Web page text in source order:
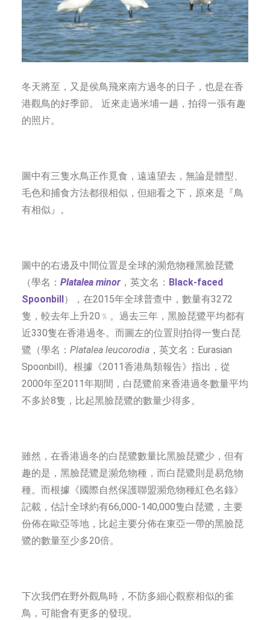
冬天將至，又是侯鳥飛來南方過冬的日子，也是在香
港觀鳥的好季節。 近來走過米埔一趟，拍得一張有趣
的照片。
圖中有三隻水鳥正作覓食，遠遠望去，無論是體型、
毛色和捕食方法都很相似，但細看之下，原來是『鳥
有相似』。
圖中的右邊及中間位置是全球的瀕危物種黑臉琵鷺
（學名： Platalea minor ，英文名： Black-faced
Spoonbill ），在2015年全球普查中，數量有3272
隻，較去年上升20﹪。過去三年，黑臉琵鷺平均都有
近330隻在香港過冬。而圖左的位置則拍得一隻白琵
鷺（學名： Platalea leucorodia ，英文名：Eurasian
Spoonbill)。根據《2011香港鳥類報告》指出，從
2000年至2011年期間，白琵鷺前來香港過冬數量平均
不多於8隻，比起黑臉琵鷺的數量少得多。
雖然，在香港過冬的白琵鷺數量比黑臉琵鷺少，但有
趣的是，黑臉琵鷺是瀕危物種，而白琵鷺則是易危物
種。而根據《國際自然保護聯盟瀕危物種紅色名錄》
記載，估計全球約有66,000-140,000隻白琵鷺，主要
份佈在歐亞等地，比起主要分佈在東亞一帶的黑臉琵
鷺的數量至少多20倍。
下次我們在野外觀鳥時，不防多細心觀察相似的雀
鳥，可能會有更多的發現。